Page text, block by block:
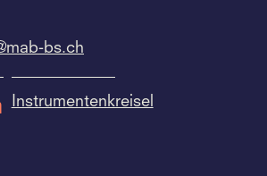
bs.ch
Instrumentenkreisel